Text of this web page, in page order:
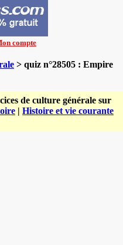
compte
> quiz n°28505 : Empire
de culture générale sur
| Histoire et vie courante